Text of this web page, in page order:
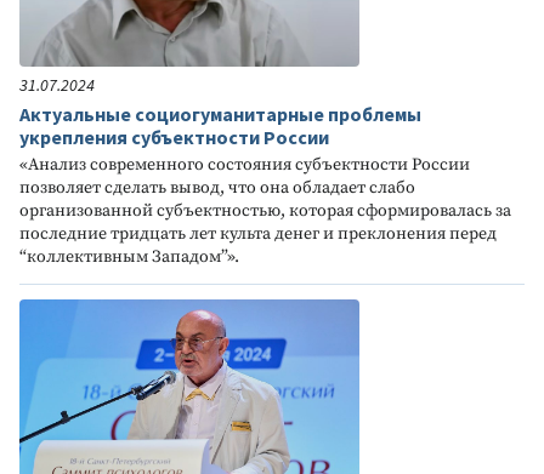
31.07.2024
Актуальные социогуманитарные проблемы
укрепления субъектности России
«Анализ современного состояния субъектности России
позволяет сделать вывод, что она обладает слабо
организованной субъектностью, которая сформировалась за
последние тридцать лет культа денег и преклонения перед
“коллективным Западом”».